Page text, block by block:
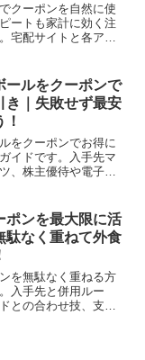
クーポンを自然に使
ートも家計に効く注
宅配サイトと各アプ
ールをクーポンで
き｜失敗せず最安
をクーポンでお得に
イドです。入手先マ
、株主優待や電子決
ポンを最大限に活
駄なく重ねて外食
を無駄なく重ねる方
入手先と併用ルー
との合わせ技、支払